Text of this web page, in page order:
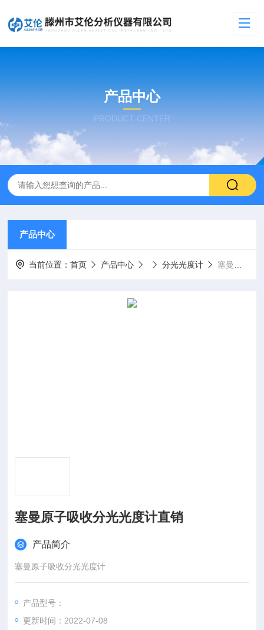
产品中心
PRODUCT CENTER
产品中心
当前位置：首页 产品中心 分光光度计 塞曼原子吸收分光光度计直销
塞曼原子吸收分光光度计直销
产品简介
塞曼原子吸收分光光度计
产品型号：
更新时间：2022-07-08